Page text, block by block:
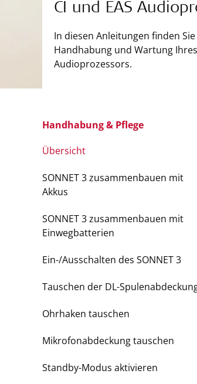
CI und EAS
In diesen Anleitungen finden
Handhabung und Wartung Ihres
Audioprozessors.
Handhabung & Pflege
Übersicht
SONNET 3 zusammenbauen mit
Akkus
SONNET 3 zusammenbauen mit
Einwegbatterien
Ein-/Ausschalten des SONNET 3
Tauschen der DL-
Ohrhaken tauschen
Mikrofonabdeckung tauschen
Standby-Modus aktivieren